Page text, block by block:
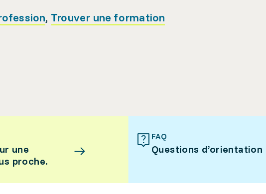
, Trouver une formation
une
proche.
FAQ
Questions